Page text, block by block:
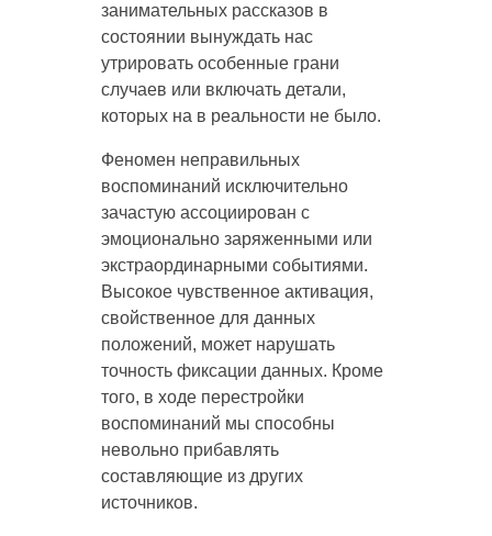
занимательных рассказов в
состоянии вынуждать нас
утрировать особенные грани
случаев или включать детали,
которых на в реальности не было.
Феномен неправильных
воспоминаний исключительно
зачастую ассоциирован с
эмоционально заряженными или
экстраординарными событиями.
Высокое чувственное активация,
свойственное для данных
положений, может нарушать
точность фиксации данных. Кроме
того, в ходе перестройки
воспоминаний мы способны
невольно прибавлять
составляющие из других
источников.